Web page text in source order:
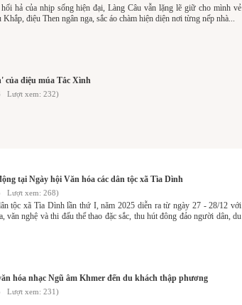
hả của nhịp sống hiện đại, Làng Câu vẫn lặng lẽ giữ cho mình vẻ
điệu Then ngân nga, sắc áo chàm hiện diện nơi từng nếp nhà...
của điệu múa Tắc Xình
Lượt xem: 232)
tại Ngày hội Văn hóa các dân tộc xã Tìa Dình
Lượt xem: 268)
tộc xã Tìa Dình lần thứ I, năm 2025 diễn ra từ ngày 27 - 28/12 với
văn nghệ và thi đấu thể thao đặc sắc, thu hút đông đảo người dân, du
hóa nhạc Ngũ âm Khmer đến du khách thập phương
Lượt xem: 231)